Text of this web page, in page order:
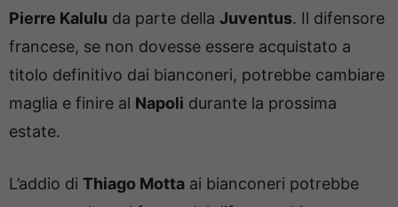
Pierre Kalulu da parte della Juventus. Il difensore
francese, se non dovesse essere acquistato a
titolo definitivo dai bianconeri, potrebbe cambiare
maglia e finire al Napoli durante la prossima
estate.
L’addio di Thiago Motta ai bianconeri potrebbe